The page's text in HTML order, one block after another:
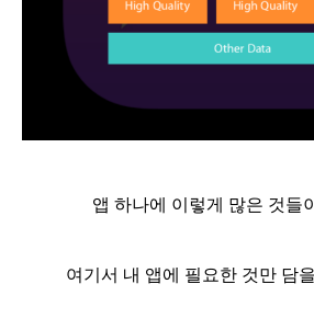
앱 하나에 이렇게 많은 것들
여기서 내 앱에 필요한 것만 담